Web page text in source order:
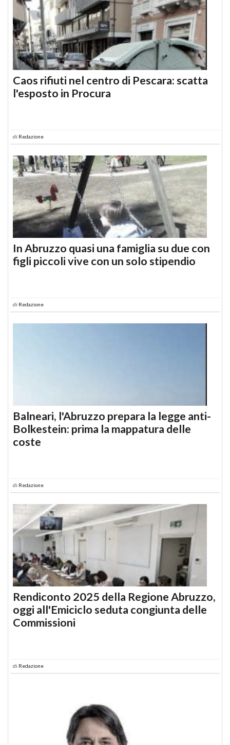
Caos rifiuti nel centro di Pescara: scatta
l'esposto in Procura
di Redazione
In Abruzzo quasi una famiglia su due con
figli piccoli vive con un solo stipendio
di Redazione
Balneari, l'Abruzzo prepara la legge anti-
Bolkestein: prima la mappatura delle
coste
di Redazione
Rendiconto 2025 della Regione Abruzzo,
oggi all'Emiciclo seduta congiunta delle
Commissioni
di Redazione